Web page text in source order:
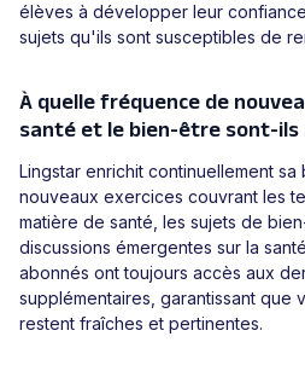
élèves à développer leur
sujets qu'ils sont susceptibles de
À quelle fréquence de
santé et le bien-être sont-ils
Lingstar enrichit continuellement
nouveaux exercices couvrant les
matière de santé, les sujets de
discussions émergentes sur la
abonnés ont toujours accès aux
supplémentaires, garantissant que
restent fraîches et pertinentes.